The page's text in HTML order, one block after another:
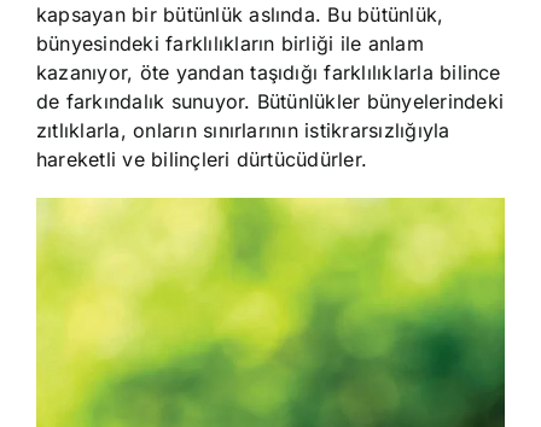
kapsayan bir bütünlük aslında. Bu bütünlük,
bünyesindeki farklılıkların birliği ile anlam
kazanıyor, öte yandan taşıdığı farklılıklarla bilince
de farkındalık sunuyor. Bütünlükler bünyelerindeki
zıtlıklarla, onların sınırlarının istikrarsızlığıyla
hareketli ve bilinçleri dürtücüdürler.